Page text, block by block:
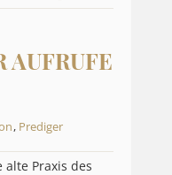
AUFRUFE
, Prediger
alte Praxis des